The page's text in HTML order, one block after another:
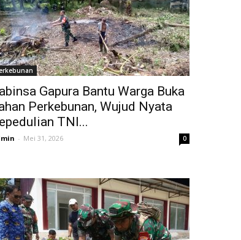
Gapura Bantu Warga Buka
Perkebunan, Wujud Nyata
TNI...
- Mei 31, 2026 0